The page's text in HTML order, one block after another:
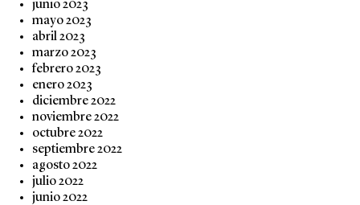
junio 2023
mayo 2023
abril 2023
marzo 2023
febrero 2023
enero 2023
diciembre 2022
noviembre 2022
octubre 2022
septiembre 2022
agosto 2022
julio 2022
junio 2022